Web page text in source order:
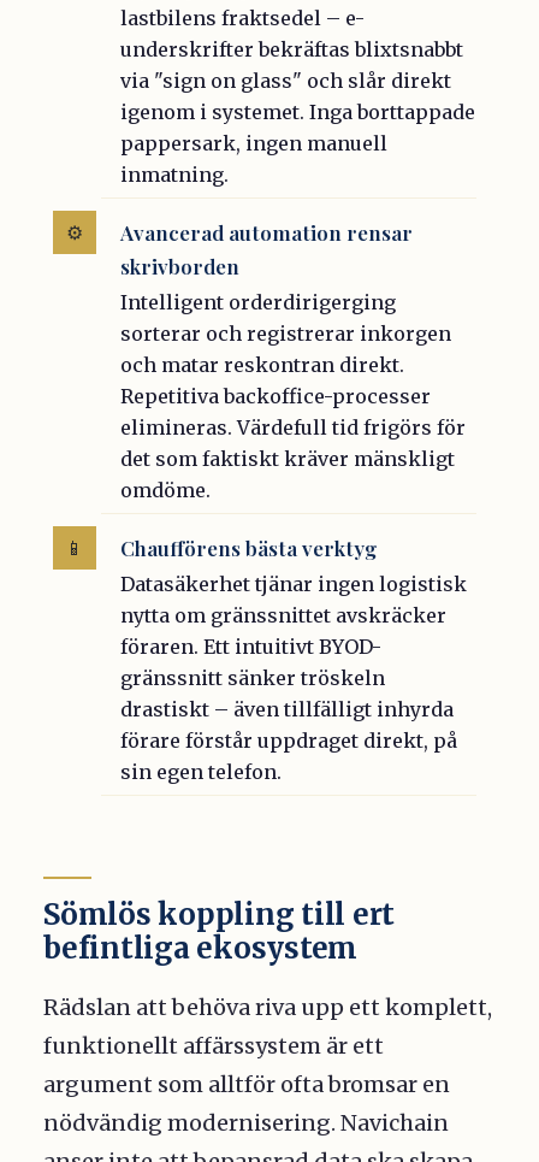
lastbilens fraktsedel – e-
underskrifter bekräftas blixtsnabbt
via "sign on glass" och slår direkt
igenom i systemet. Inga borttappade
pappersark, ingen manuell
inmatning.
⚙️
Avancerad automation rensar
skrivborden
Intelligent orderdirigerging
sorterar och registrerar inkorgen
och matar reskontran direkt.
Repetitiva backoffice-processer
elimineras. Värdefull tid frigörs för
det som faktiskt kräver mänskligt
omdöme.
📱 Chaufförens bästa verktyg
Datasäkerhet tjänar ingen logistisk
nytta om gränssnittet avskräcker
föraren. Ett intuitivt BYOD-
gränssnitt sänker tröskeln
drastiskt – även tillfälligt inhyrda
förare förstår uppdraget direkt, på
sin egen telefon.
Sömlös koppling till ert
befintliga ekosystem
Rädslan att behöva riva upp ett komplett,
funktionellt affärssystem är ett
argument som alltför ofta bromsar en
nödvändig modernisering. Navichain